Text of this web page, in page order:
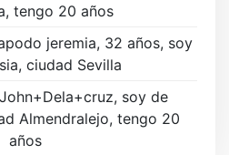
tengo 20 años
jeremia, 32 años, soy
ciudad Sevilla
soy de
Almendralejo, tengo 20
años